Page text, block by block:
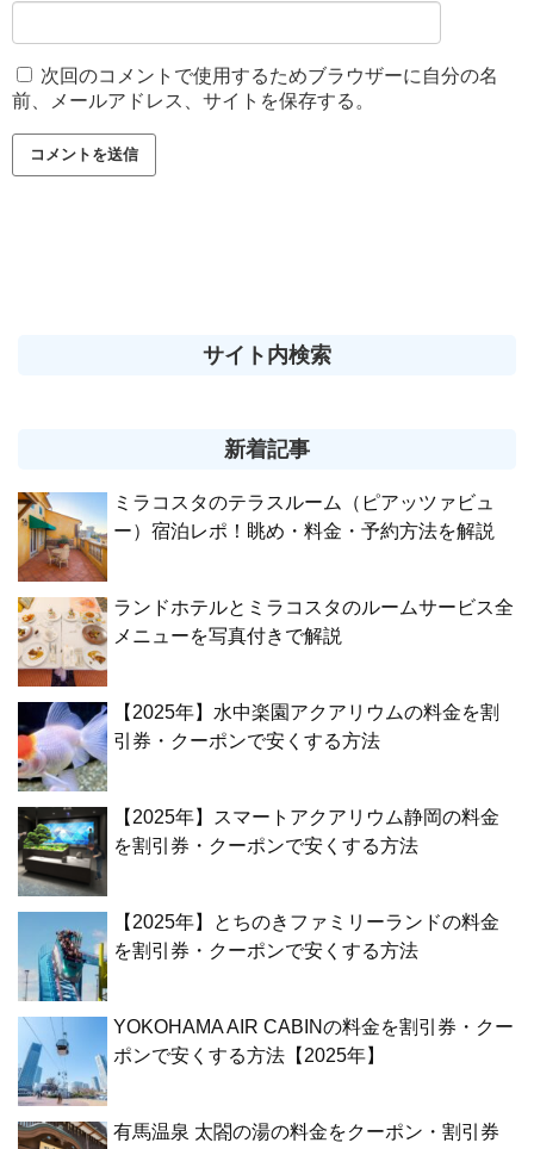
次回のコメントで使用するためブラウザーに自分の名
前、メールアドレス、サイトを保存する。
サイト内検索
新着記事
ミラコスタのテラスルーム（ピアッツァビュ
ー）宿泊レポ！眺め・料金・予約方法を解説
ランドホテルとミラコスタのルームサービス全
メニューを写真付きで解説
【2025年】水中楽園アクアリウムの料金を割
引券・クーポンで安くする方法
【2025年】スマートアクアリウム静岡の料金
を割引券・クーポンで安くする方法
【2025年】とちのきファミリーランドの料金
を割引券・クーポンで安くする方法
YOKOHAMA AIR CABINの料金を割引券・クー
ポンで安くする方法【2025年】
有馬温泉 太閤の湯の料金をクーポン・割引券